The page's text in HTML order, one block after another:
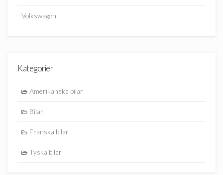
Volkswagen
Kategorier
Amerikanska bilar
Bilar
Franska bilar
Tyska bilar